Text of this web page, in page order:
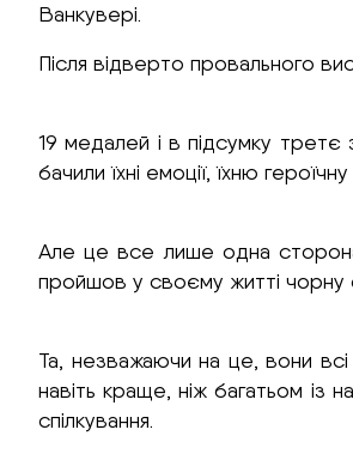
Ванкувері.
Після відверто провального
19 медалей і в підсумку третє
бачили їхні емоції, їхню
Але це все лише одна сторона
пройшов у своєму житті чорну
Та, незважаючи на це, вони
навіть краще, ніж багатьом із
спілкування.